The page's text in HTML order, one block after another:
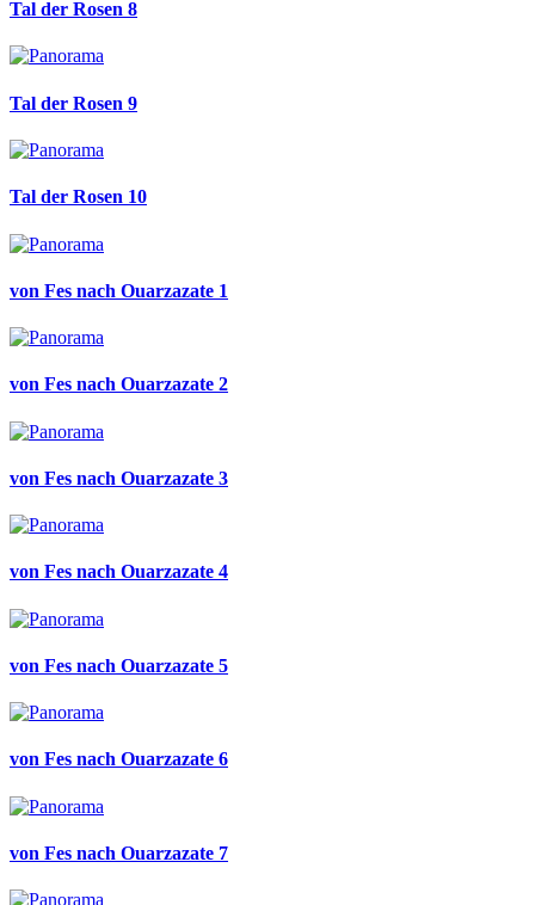
Tal der Rosen 8
Tal der Rosen 9
Tal der Rosen 10
von Fes nach Ouarzazate 1
von Fes nach Ouarzazate 2
von Fes nach Ouarzazate 3
von Fes nach Ouarzazate 4
von Fes nach Ouarzazate 5
von Fes nach Ouarzazate 6
von Fes nach Ouarzazate 7